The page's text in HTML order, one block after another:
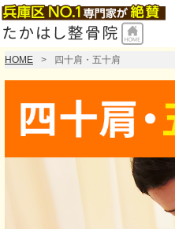
HOME 四十肩・五十肩